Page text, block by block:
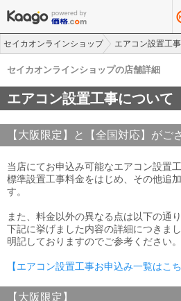
セイカオンラインショップ エアコン設置工
セイカオンラインショップの店舗詳細
エアコン設置工事について
【大阪限定】と【全国対応】がご
当店にてお申込み可能なエアコン設置
標準設置工事料金をはじめ、その他追
す。
また、料金以外の異なる点は以下の通り
下記に挙げました内容の詳細につきま
明記しておりますのでご参考ください。
【エアコン設置工事お申込み一覧はこち
【大阪限定】